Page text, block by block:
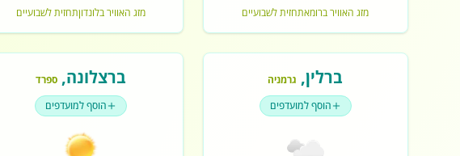
מזג האוויר ברומאתחזית לשבועיים מזג האוויר בלונדוןתחזית לשבועיים
ברלין, גרמניה
הוסף למועדפים
ברצלונה,ספרד
הוסף למועדפים